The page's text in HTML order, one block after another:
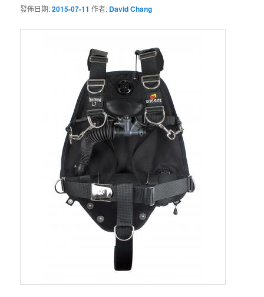
發佈日期:2015-07-11 作者: David Chang